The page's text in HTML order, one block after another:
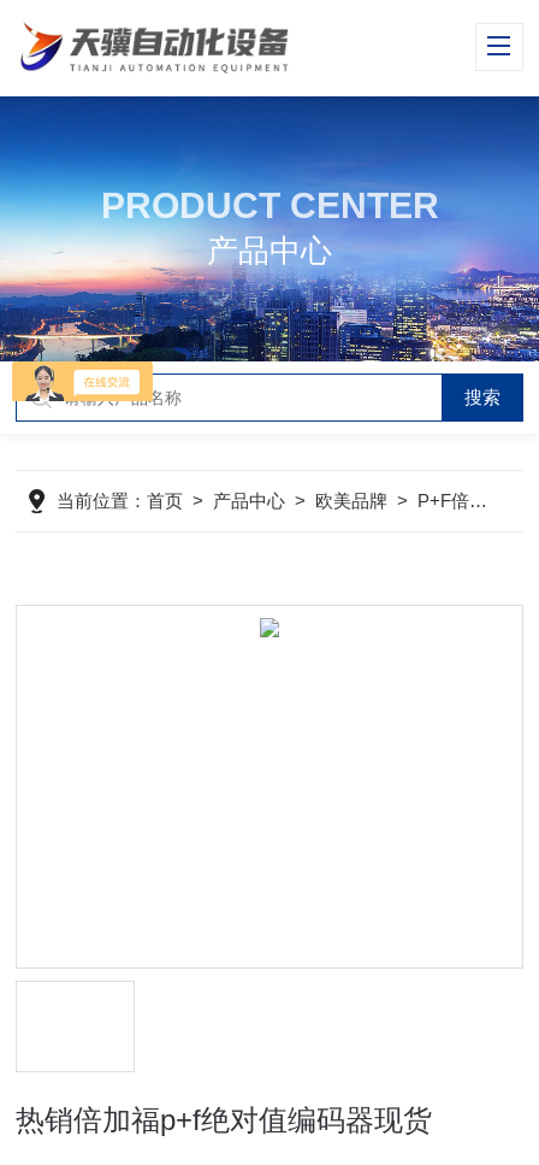
PRODUCT CENTER
产品中心
当前位置：首页 > 产品中心 > 欧美品牌 > P+F倍加福编码器
热销倍加福p+f绝对值编码器现货